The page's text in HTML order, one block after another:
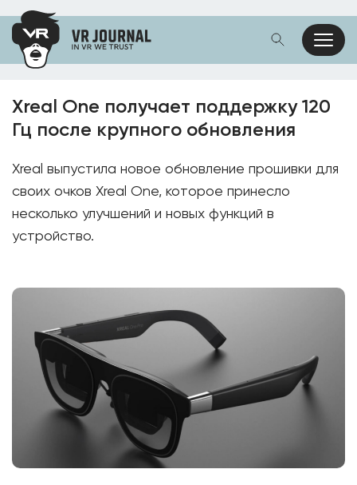
Xreal One получает поддержку 120
Гц после крупного обновления
Xreal выпустила новое обновление прошивки для
своих очков Xreal One, которое принесло
несколько улучшений и новых функций в
устройство.